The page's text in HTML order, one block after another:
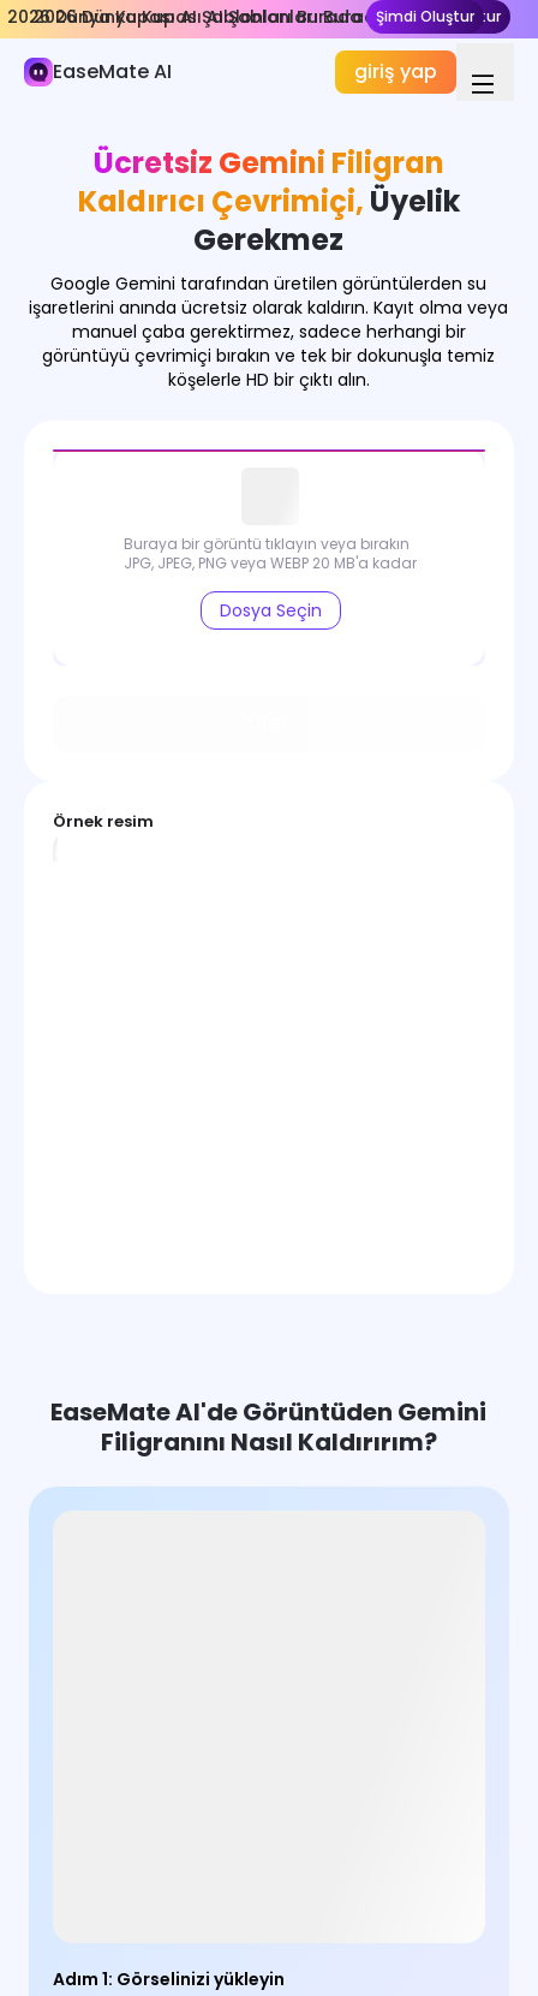
2026 Dünya Kupası AI Şablonları Burada Şimdi Oluştur
2026 Dünya Kupası AI Şablonları Burada Şimdi Oluştur
EaseMate AI giriş yap
AI Görsel
Görüntü Üretici
Görüntü Modelleri
Ücretsiz Gemini Filigran
Kaldırıcı Çevrimiçi, Üyelik
Gerekmez
Google Gemini tarafından üretilen görüntülerden su
işaretlerini anında ücretsiz olarak kaldırın. Kayıt olma veya
manuel çaba gerektirmez, sadece herhangi bir
görüntüyü çevrimiçi bırakın ve tek bir dokunuşla temiz
köşelerle HD bir çıktı alın.
Buraya bir görüntü tıklayın veya bırakın
JPG, JPEG, PNG veya WEBP 20 MB'a kadar
Dosya Seçin
Örnek resim
EaseMate AI'de Görüntüden Gemini
Filigranını Nasıl Kaldırırım?
Adım 1: Görselinizi yükleyin